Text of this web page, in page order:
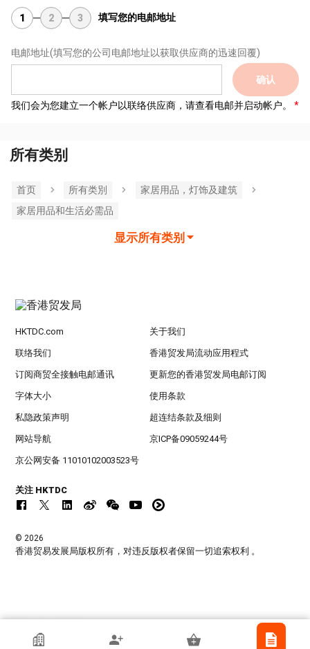
1 2 3 填写您的电邮地址
电邮地址(填写您的公司电邮地址以获取供应商的迅速回覆)
确认
我们会为您建立一个帐户以联络供应商，请查看电邮并启动帐户。
所有类别
首页 所有类別
家居用品，灯饰及建筑
家居用品和生活必需品
显示所有类别
香港贸发局参展商
HKTDC.com 关于我们
联络我们 香港贸发局流动应用程式
订阅商贸全接触电邮通讯 更新您的香港贸发局电邮订阅
字体大小 使用条款
私隐政策声明 超连结条款及细则
网站导航 京ICP备09059244号
京公网安备 11010102003523号
关注 HKTDC
© 2026
香港贸易发展局版权所有，对违反版权者保留一切追索权利 。